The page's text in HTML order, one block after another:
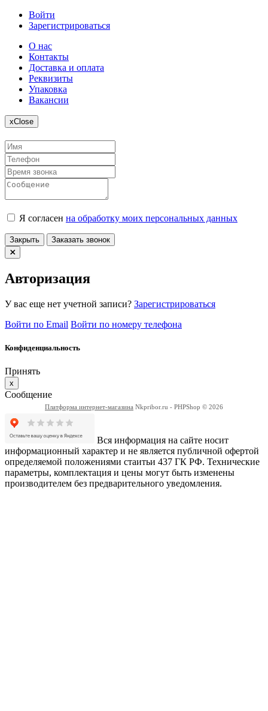
Войти
Зарегистрироваться
О нас
Контакты
Доставка и оплата
Реквизиты
Упаковка
Вакансии
xClose
Я согласен на обработку моих персональных данных
Закрыть Заказать звонок
Авторизация
У вас еще нет учетной записи? Зарегистрироваться
Войти по Email Войти по номеру телефона
Конфиденциальность
Принять
x
Сообщение
Платформа интернет-магазина Nkpribor.ru - PHPShop © 2026
Вся информация на сайте носит
информационный характер и не является публичной офертой
определяемой положениями стаитьи 437 ГК РФ. Технические
параметры, комплектация и цены могут быть изменены
производителем без предварительного уведомления.